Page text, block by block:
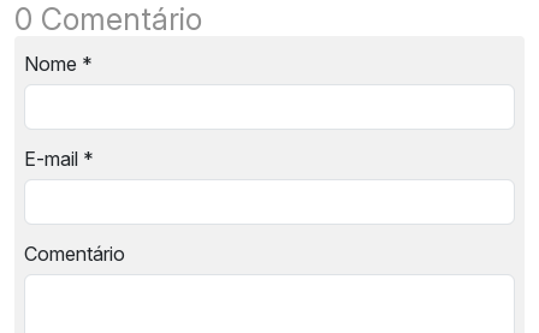
0 Comentário
Nome *
E-mail *
Comentário